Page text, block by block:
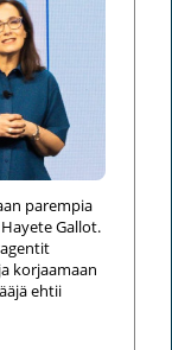
parempia
Gallot.
korjaamaan
ehtii